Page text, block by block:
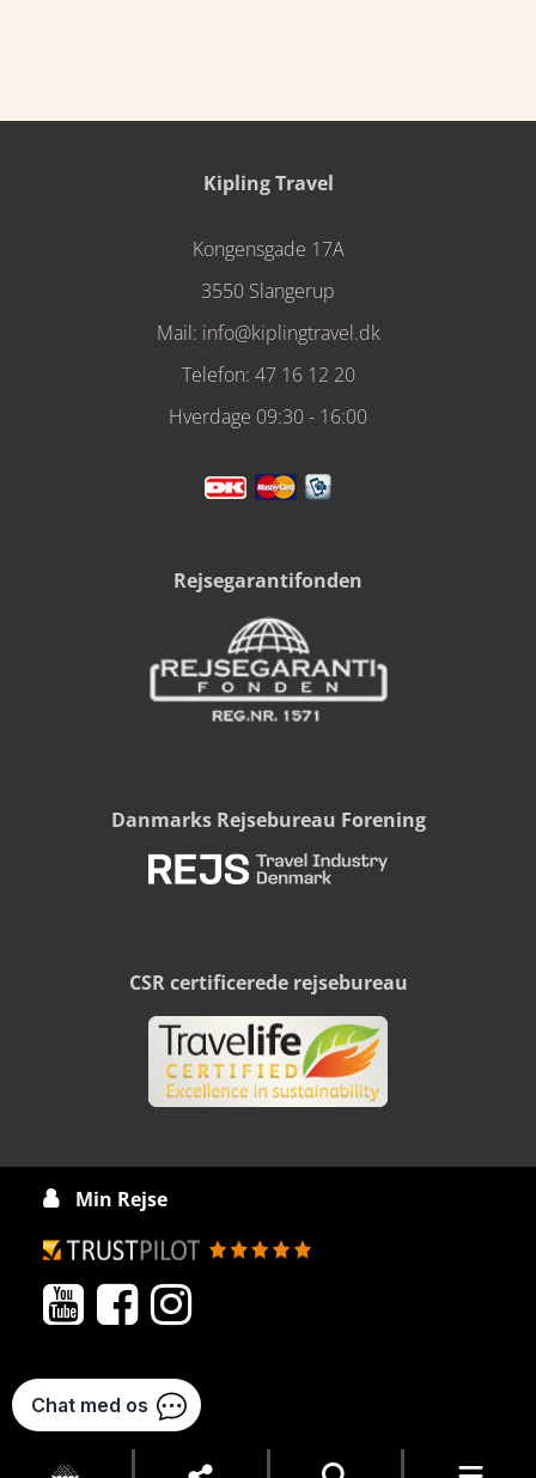
Kipling Travel
Kongensgade 17A
3550 Slangerup
Mail: info@kiplingtravel.dk
Telefon: 47 16 12 20
Hverdage 09:30 - 16:00
Rejsegarantifonden
Danmarks Rejsebureau Forening
CSR certificerede rejsebureau
 Min Rejse
  